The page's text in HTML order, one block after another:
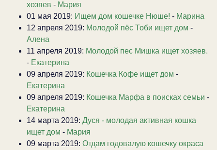
хозяев - Мария
01 мая 2019: Ищем дом кошечке Нюше! - Марина
12 апреля 2019: Молодой пёс Тоби ищет дом -
Алена
11 апреля 2019: Молодой пес Мишка ищет хозяев.
- Екатерина
09 апреля 2019: Кошечка Кофе ищет дом -
Екатерина
09 апреля 2019: Кошечка Марфа в поисках семьи -
Екатерина
14 марта 2019: Дуся - молодая активная кошка
ищет дом - Мария
09 марта 2019: Отдам годовалую кошечку окраса